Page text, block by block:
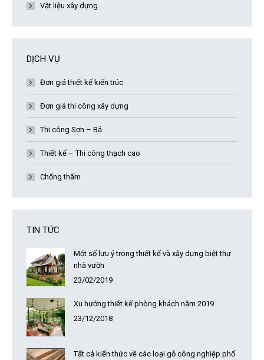
Vật liệu xây dựng
DỊCH VỤ
Đơn giá thiết kế kiến trúc
Đơn giá thi công xây dựng
Thi công Sơn – Bả
Thiết kế – Thi công thạch cao
Chống thấm
TIN TỨC
Một số lưu ý trong thiết kế và xây dựng biệt thự
nhà vườn
23/02/2019
Xu hướng thiết kế phòng khách năm 2019
23/12/2018
Tất cả kiến thức về các loại gỗ công nghiệp phổ